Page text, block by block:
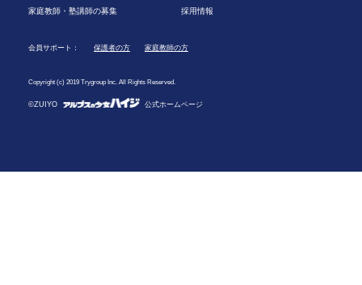
家庭教師・塾講師の募集
採用情報
会員サポート： 保護者の方 家庭教師の方
Copyright (c) 2019 Trygroup Inc. All Rights Reserved.
©ZUIYO 公式ホームページ